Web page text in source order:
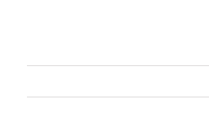
STORIE DI SUCCESSO